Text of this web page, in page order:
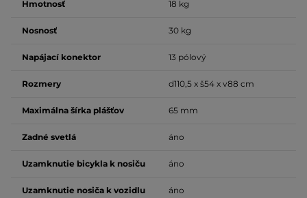
Hmotnosť 18 kg
Nosnosť 30 kg
Napájací konektor 13 pólový
Rozmery d110,5 x š54 x v88 cm
Maximálna šírka plášťov 65 mm
Zadné svetlá áno
Uzamknutie bicykla k nosiču áno
Uzamknutie nosiča k vozidlu áno